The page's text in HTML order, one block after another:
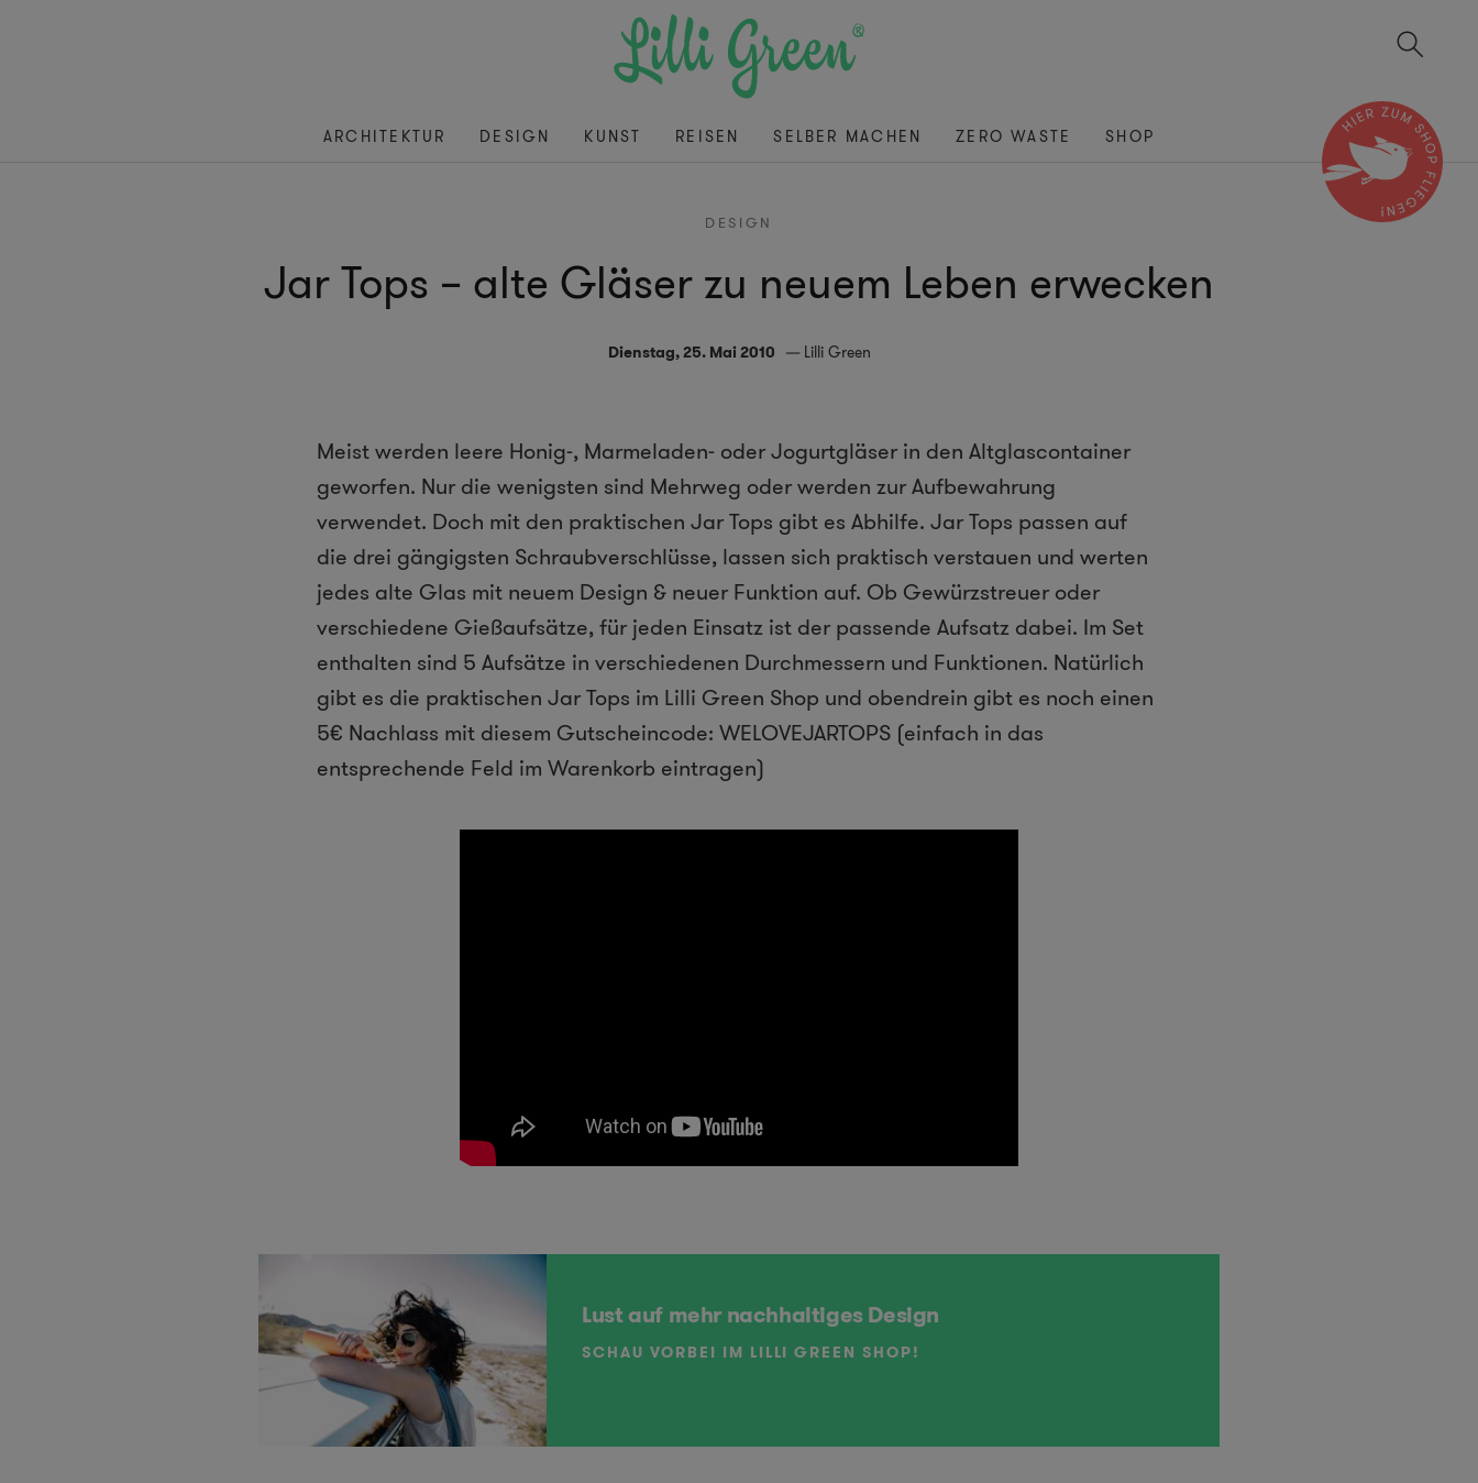
ARCHITEKTUR DESIGN KUNST REISEN SELBER MACHEN ZERO WASTE SHOP
DESIGN
Jar Tops – alte Gläser zu neuem Leben erwecken
Dienstag, 25. Mai 2010 Lilli Green
Meist werden leere Honig-, Marmeladen- oder Jogurtgläser in den Altglascontainer
geworfen. Nur die wenigsten sind Mehrweg oder werden zur Aufbewahrung
verwendet. Doch mit den praktischen Jar Tops gibt es Abhilfe. Jar Tops passen auf
die drei gängigsten Schraubverschlüsse, lassen sich praktisch verstauen und werten
jedes alte Glas mit neuem Design & neuer Funktion auf. Ob Gewürzstreuer oder
verschiedene Gießaufsätze, für jeden Einsatz ist der passende Aufsatz dabei. Im Set
enthalten sind 5 Aufsätze in verschiedenen Durchmessern und Funktionen. Natürlich
gibt es die praktischen Jar Tops im Lilli Green Shop und obendrein gibt es noch einen
5€ Nachlass mit diesem Gutscheincode: WELOVEJARTOPS (einfach in das
entsprechende Feld im Warenkorb eintragen)
Lust auf mehr nachhaltiges Design
SCHAU VORBEI IM LILLI GREEN SHOP!